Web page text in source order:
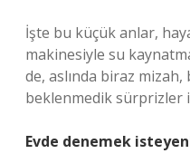
İşte bu küçük anlar,
makinesiyle su
de, aslında biraz
beklenmedik sürprizler
Evde denemek